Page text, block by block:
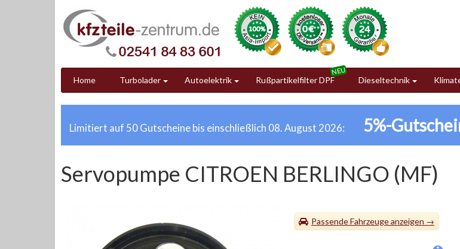
Home Turbolader Autoelektrik Rußpartikelfilter DPF Dieseltechnik
Limitiert auf 50 Gutscheine bis einschließlich 08. August 2026: 5%-
Servopumpe CITROEN BERLINGO (MF)
Passende Fahrzeuge